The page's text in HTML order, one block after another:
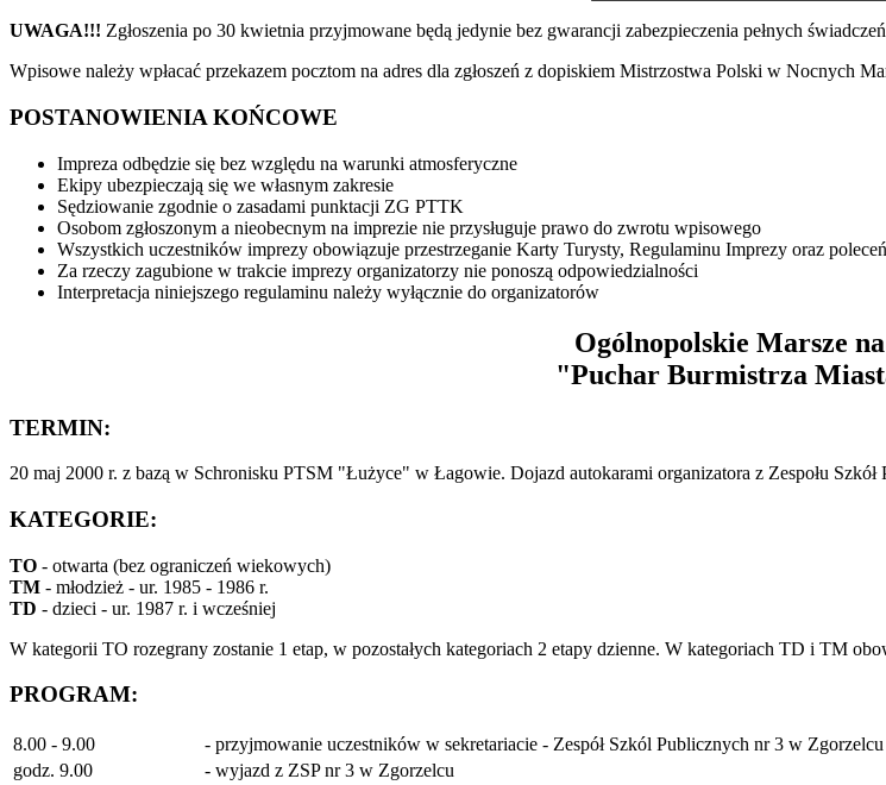
UWAGA!!! Zgłoszenia po 30 kwietnia przyjmowane będą jedynie bez gwarancji zabezpieczenia pełnych
Wpisowe należy wpłacać przekazem pocztom na adres dla zgłoszeń z dopiskiem Mistrzostwa Polski w Nocnych
POSTANOWIENIA KOŃCOWE
Impreza odbędzie się bez względu na warunki atmosferyczne
Ekipy ubezpieczają się we własnym zakresie
Sędziowanie zgodnie o zasadami punktacji ZG PTTK
Osobom zgłoszonym a nieobecnym na imprezie nie przysługuje prawo do zwrotu wpisowego
Wszystkich uczestników imprezy obowiązuje przestrzeganie Karty Turysty, Regulaminu Imprezy oraz
Za rzeczy zagubione w trakcie imprezy organizatorzy nie ponoszą odpowiedzialności
Interpretacja niniejszego regulaminu należy wyłącznie do organizatorów
Ogólnopolskie Marsze
"Puchar Burmistrza
TERMIN:
20 maj 2000 r. z bazą w Schronisku PTSM "Łużyce" w Łagowie. Dojazd autokarami organizatora z Zespołu
KATEGORIE:
TO - otwarta (bez ograniczeń wiekowych)
TM - młodzież - ur. 1985 - 1986 r.
TD - dzieci - ur. 1987 r. i wcześniej
W kategorii TO rozegrany zostanie 1 etap, w pozostałych kategoriach 2 etapy dzienne. W kategoriach TD i TM
PROGRAM:
8.00 - 9.00
- przyjmowanie uczestników w sekretariacie - Zespół Szkól Publicznych nr 3 w
godz. 9.00
- wyjazd z ZSP nr 3 w Zgorzelcu